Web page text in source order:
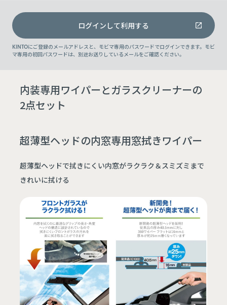
内装専用ワイパーとガラスクリーナーの
2点セット
超薄型ヘッドの内窓専用窓拭きワイパー
超薄型ヘッドで拭きにくい内窓がラクラク＆スミズミまで
きれいに拭ける
ログインして利用する
KINTOにご登録のメールアドレスと、モビマ専用のパスワードでログインできます。モビ
マ専用の初回パスワードは、別途お送りしているメールをご確認ください。